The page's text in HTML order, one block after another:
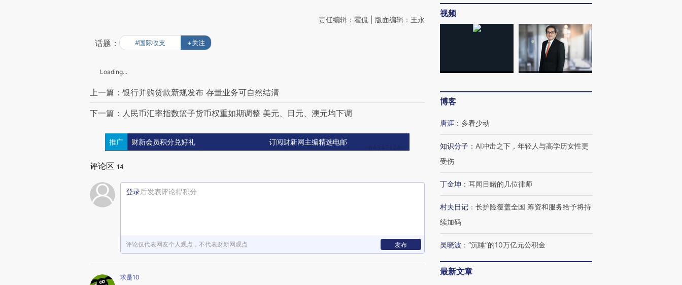
责任编辑：霍侃 | 版面编辑：王永
话题： #国际收支 +关注
Loading...
上一篇：银行并购贷款新规发布 存量业务可自然结清
下一篇：人民币汇率指数篮子货币权重如期调整 美元、日元、澳元均下调
推广 财新会员积分兑好礼 订阅财新网主编精选电邮
评论区 14
登录后发表评论得积分
评论仅代表网友个人观点，不代表财新网观点 发布
求是10
视频
博客
唐涯 ： 多看少动
知识分子 ： AI冲击之下，年轻人与高学历女性更
受伤
丁金坤 ： 耳闻目睹的几位律师
村夫日记 ： 长护险覆盖全国 筹资和服务给予将持
续加码
吴晓波 ： “沉睡”的10万亿元公积金
最新文章